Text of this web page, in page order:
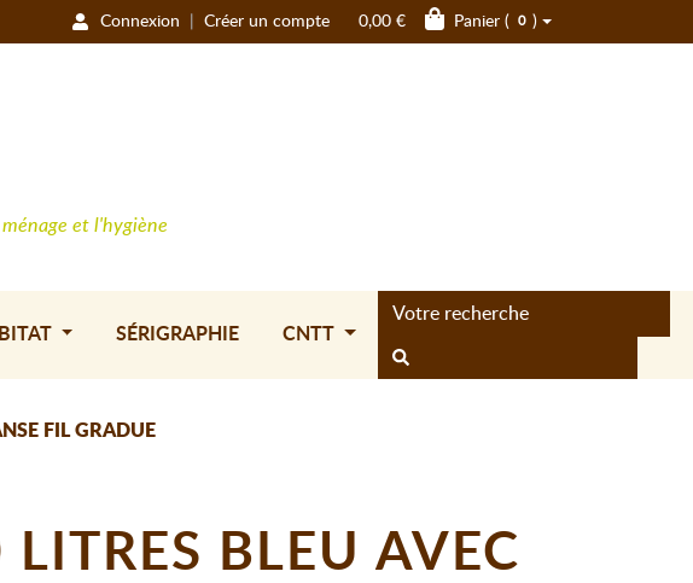
Connexion Créer un compte 0,00 € Panier ( 0 )
et l'hygiène
SÉRIGRAPHIE CNTT
FIL GRADUE
BLEU AVEC